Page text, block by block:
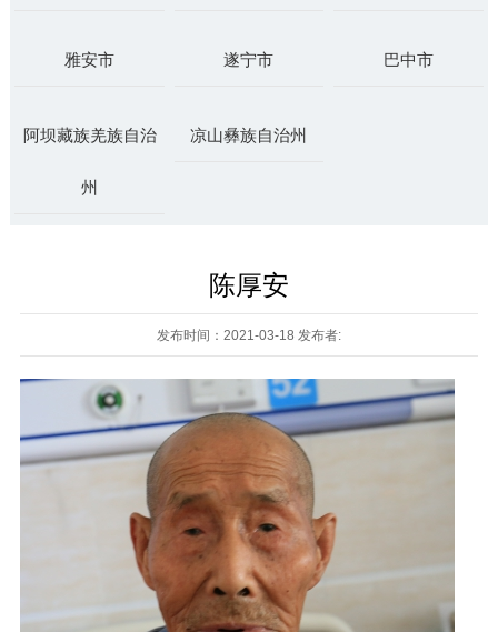
雅安市 遂宁市 巴中市
阿坝藏族羌族自治
州
凉山彝族自治州
陈厚安
发布时间：2021-03-18 发布者: